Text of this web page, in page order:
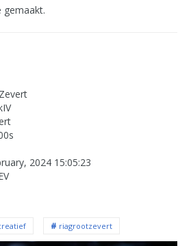
gemaakt.
2024 15:05:23
riagrootzevert